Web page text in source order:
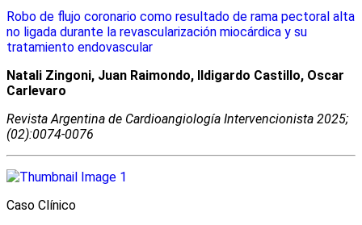
Robo de flujo coronario como resultado de rama pectoral alta
no ligada durante la revascularización miocárdica y su
tratamiento endovascular
Natali Zingoni, Juan Raimondo, Ildigardo Castillo, Oscar
Carlevaro
Revista Argentina de Cardioangiologí­a Intervencionista 2025;
(02):0074-0076
Caso Clínico